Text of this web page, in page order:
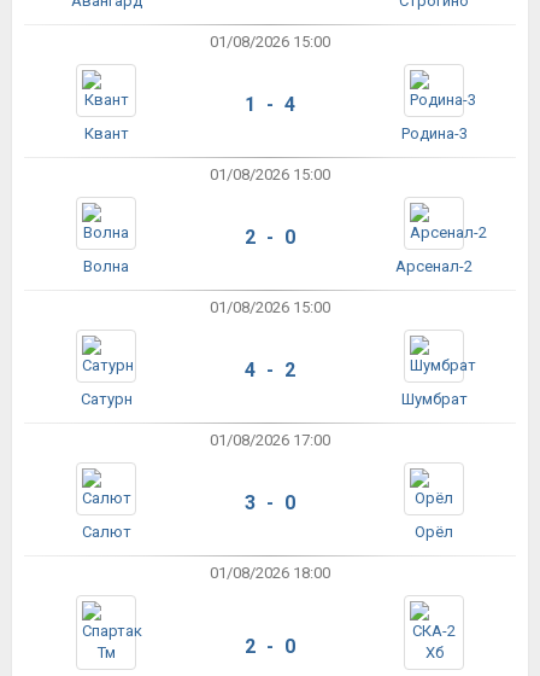
01/08/2026 15:00
Квант
1 - 4
Родина-3
01/08/2026 15:00
Волна
2 - 0
Арсенал-2
01/08/2026 15:00
Сатурн
4 - 2
Шумбрат
01/08/2026 17:00
Салют
3 - 0
Орёл
01/08/2026 18:00
2 - 0